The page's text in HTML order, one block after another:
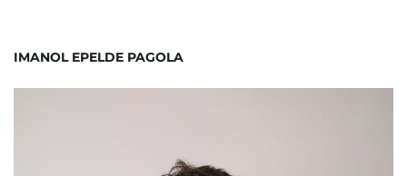
IMANOL EPELDE PAGOLA